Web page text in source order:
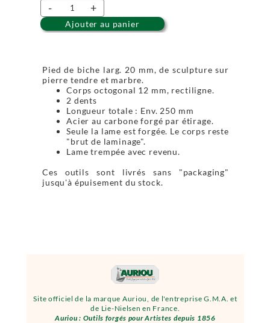
Site officiel de la marque Auriou, de l'entreprise G.M.A. et
de Lie-Nielsen en France.
Auriou : Outils forgés pour Artistes depuis 1856
- +
Ajouter au panier
Pied de biche larg. 20 mm, de sculpture sur
pierre tendre et marbre.
Corps octogonal 12 mm, rectiligne.
2 dents
Longueur totale : Env. 250 mm
Acier au carbone forgé par étirage.
Seule la lame est forgée. Le corps reste
"brut de laminage".
Lame trempée avec revenu.
Ces outils sont livrés sans "packaging"
jusqu'à épuisement du stock.